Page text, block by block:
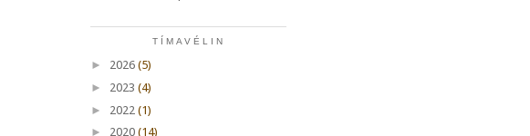
TÍMAVÉLIN
► 2026 (5)
► 2023 (4)
► 2022 (1)
► 2020 (14)